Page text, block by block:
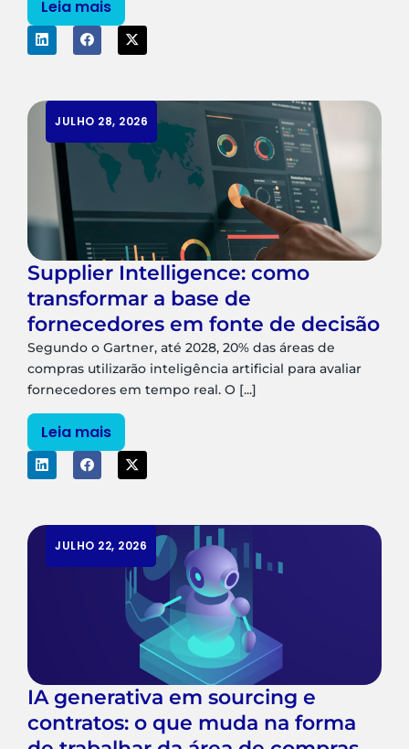
Leia mais
JULHO 28, 2026
Supplier Intelligence: como
transformar a base de
fornecedores em fonte de decisão
Segundo o Gartner, até 2028, 20% das áreas de
compras utilizarão inteligência artificial para avaliar
fornecedores em tempo real. O [...]
Leia mais
JULHO 22, 2026
IA generativa em sourcing e
contratos: o que muda na forma